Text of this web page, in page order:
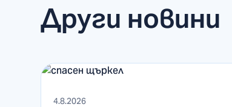
Други новини
4.8.2026